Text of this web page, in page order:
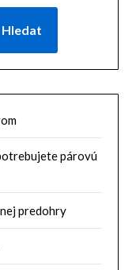
Hledat
párovú
predohry